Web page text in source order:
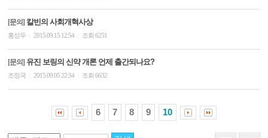
[문의] 칼빈의 사회개혁사상
홍성두 2015.09.15 12:54 조회 6251
[문의] 유진 보링의 신약 개론 언제 출간되나요?
조정국 2015.09.05 22:34 조회 6632
6 7 8 9 10